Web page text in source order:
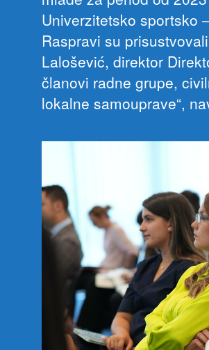
Univerzitetsko sportsko
Raspravi su
Lalošević, direktor
članovi radne grupe,
lokalne samouprave“,